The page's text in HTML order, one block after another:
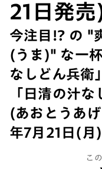
21日発売
今注目!? の "
(うま)" な一
なしどん兵衛
「日清の汁
(あおとうあ
年7月21日(月
こ